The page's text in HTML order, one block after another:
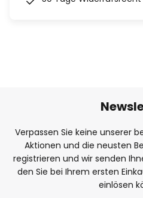
Verpassen Sie keine unserer
Aktionen und die neusten
registrieren und wir senden
den Sie bei Ihrem ersten
einlösen